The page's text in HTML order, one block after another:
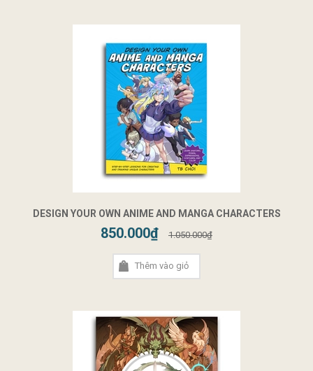
DESIGN YOUR OWN ANIME AND MANGA CHARACTERS
850.000₫ 1.050.000₫
Thêm vào giỏ